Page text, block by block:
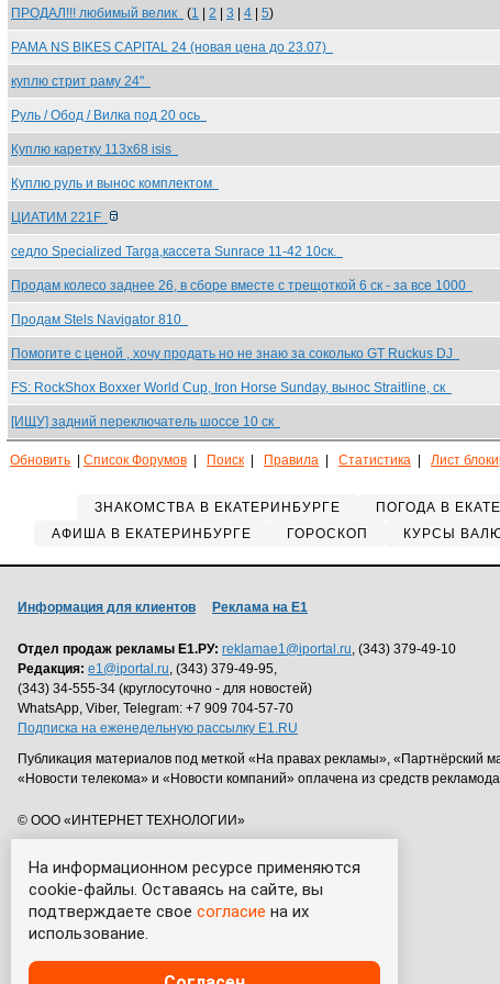
На информационном ресурсе применяются
cookie-файлы. Оставаясь на сайте, вы
подтверждаете свое согласие на их
использование.
ПРОДАЛ!!! любимый велик (1 2 3 4 5)
РАМА NS BIKES CAPITAL 24 (новая цена до 23.07)
куплю стрит раму 24"
Руль / Обод / Вилка под 20 ось
Куплю каретку 113х68 isis
Куплю руль и вынос комплектом
ЦИАТИМ 221F
седло Specialized Targa,кассета Sunrace 11-42 10ск.
Продам колесо заднее 26, в сборе вместе с трещоткой 6 ск - за все 1000
Продам Stels Navigator 810
Помогите с ценой , хочу продать но не знаю за соколько GT Ruckus DJ
FS: RockShox Boxxer World Cup, Iron Horse Sunday, вынос Straitline, ск
[ИЩУ] задний переключатель шоссе 10 ск
Обновить Список Форумов Поиск Правила Статистика Лист
ЗНАКОМСТВА В ЕКАТЕРИНБУРГЕ ПОГОДА В
АФИША В ЕКАТЕРИНБУРГЕ
ГОРОСКОП КУРСЫ
Информация для клиентов Реклама на Е1
Отдел продаж рекламы Е1.РУ: reklamae1@iportal.ru, (343) 379-49-10
Редакция: e1@iportal.ru, (343) 379-49-95,
(343) 34-555-34 (круглосуточно - для новостей)
WhatsApp, Viber, Telegram: +7 909 704-57-70
Подписка на еженедельную рассылку E1.RU
Публикация материалов под меткой «На правах рекламы», «Партнёрский
«Новости телекома» и «Новости компаний» оплачена из средств
© ООО «ИНТЕРНЕТ ТЕХНОЛОГИИ»